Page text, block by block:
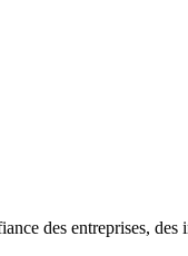
des entreprises, des